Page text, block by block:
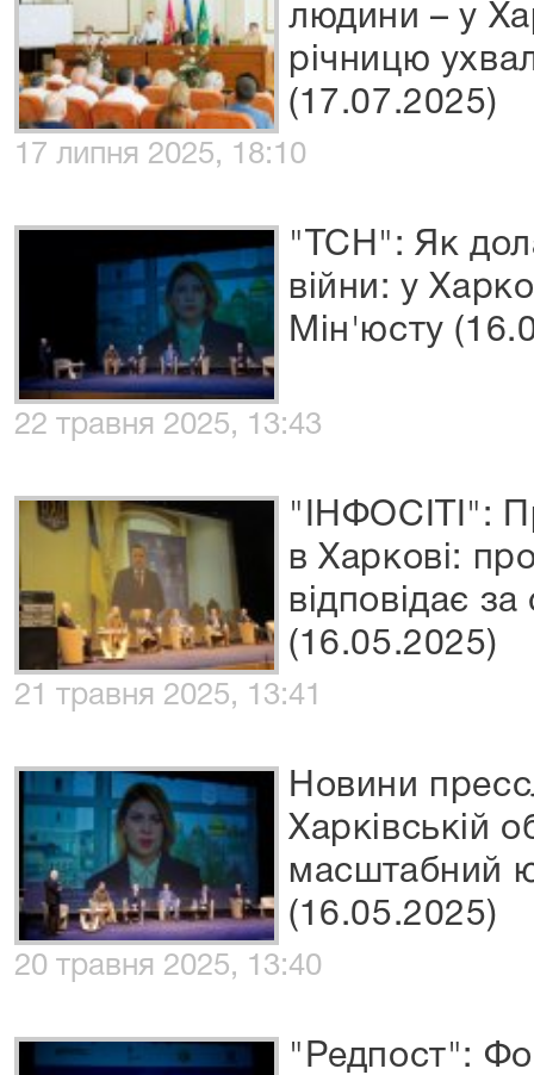
людини – у
річницю
(17.07.2025)
17 липня 2025, 18:10
"ТСН": Як
війни: у
Мін'юсту
22 травня 2025, 13:43
"ІНФОСІТІ":
в Харкові:
відповідає
(16.05.2025)
21 травня 2025, 13:41
Новини
Харківській
масштабний
(16.05.2025)
20 травня 2025, 13:40
"Редпост":